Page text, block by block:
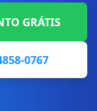
GRÁTIS
0767